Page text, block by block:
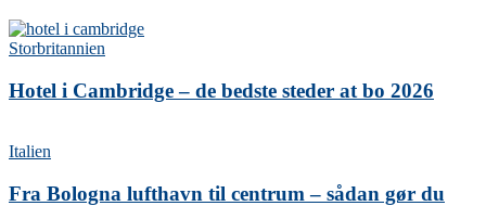
Storbritannien
Hotel i Cambridge – de bedste steder at bo 2026
Italien
Fra Bologna lufthavn til centrum – sådan gør du